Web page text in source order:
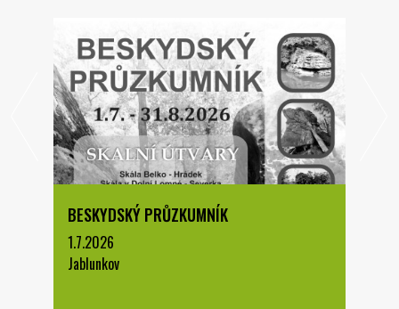
BESKYDSKÝ PRŮZKUMNÍK
1.7.2026
Jablunkov